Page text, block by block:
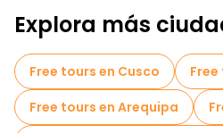
Explora más
Free tours en Cusco
Free tours en Arequipa